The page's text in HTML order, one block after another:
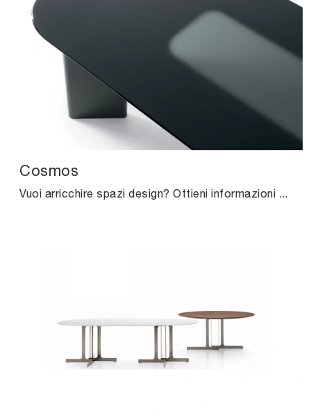
Cosmos
Vuoi arricchire spazi design? Ottieni informazioni sui tavoli design fissi: il modello da pranzo Cosmos ti aspetta.